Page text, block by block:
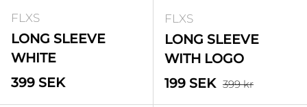
FLXS
LONG SLEEVE
WHITE
Standardpris
399 SEK
FLXS
LONG SLEEVE
WITH LOGO
Försäljningspris
199 SEK Standardpris
399 kr